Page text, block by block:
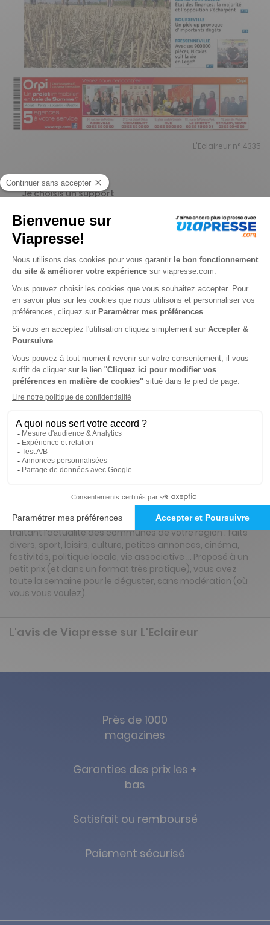
L'Eclaireur n° 4335
Je choisis un support
Je choisis une durée
-8%
Abonnement 1 an
52 n° • Papier
91€ 20
Tarif France métropolitaine
Renouvellement à date d’anniversaire
ℹ️Note :les codes promotionnels ne sont pas
valables sur ce titre.
A la fois utile et convivial, il s’adresse à toute la famille en
traitant l’actualité des communes de votre région : faits
divers, sport, loisirs, culture, petites annonces, cinéma,
festivités, politique locale, vie associative … Proposé à un
petit prix (et dans un format très pratique), vous avez
toute la semaine pour le déguster, sans modération (où
vous vous voulez).
L'avis de Viapresse sur L'Eclaireur
Près de 1000
magazines
Garanties des prix les +
bas
Satisfait ou remboursé
Paiement sécurisé